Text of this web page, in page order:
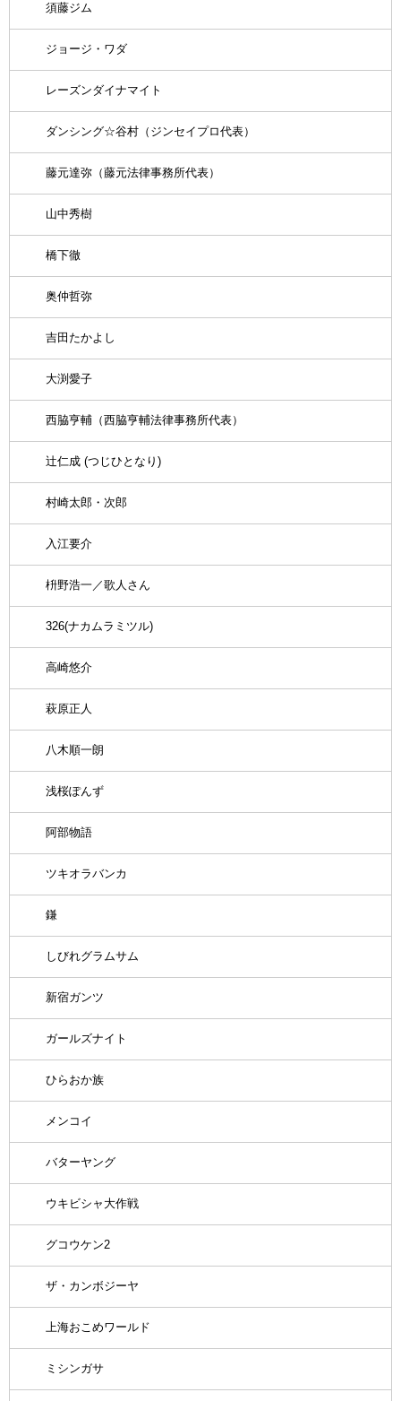
須藤ジム
ジョージ・ワダ
レーズンダイナマイト
ダンシング☆谷村（ジンセイプロ代表）
藤元達弥（藤元法律事務所代表）
山中秀樹
橋下徹
奥仲哲弥
吉田たかよし
大渕愛子
西脇亨輔（西脇亨輔法律事務所代表）
辻仁成 (つじひとなり)
村崎太郎・次郎
入江要介
枡野浩一／歌人さん
326(ナカムラミツル)
高崎悠介
萩原正人
八木順一朗
浅桜ぽんず
阿部物語
ツキオラバンカ
鎌
しびれグラムサム
新宿ガンツ
ガールズナイト
ひらおか族
メンコイ
バターヤング
ウキビシャ大作戦
グコウケン2
ザ・カンボジーヤ
上海おこめワールド
ミシンガサ